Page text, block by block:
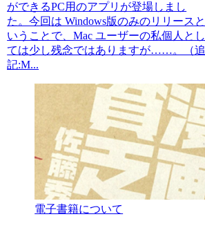
ができるPC用のアプリが登場しまし
た。今回は Windows版のみのリリースと
いうことで、Mac ユーザーの私個人とし
ては少し残念ではありますが……。（追
記:M...
電子書籍について